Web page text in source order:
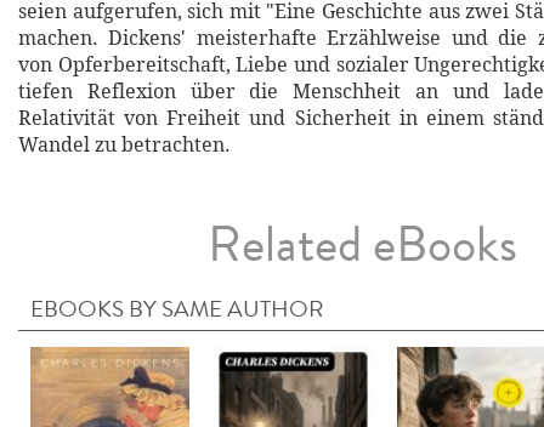
seien aufgerufen, sich mit "Eine Geschichte aus zwei
machen. Dickens' meisterhafte Erzählweise und die
von Opferbereitschaft, Liebe und sozialer
tiefen Reflexion über die Menschheit an und
Relativität von Freiheit und Sicherheit in einem
Wandel zu betrachten.
Related eBooks
EBOOKS BY SAME AUTHOR